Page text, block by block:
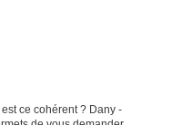
ce cohérent ? Dany -